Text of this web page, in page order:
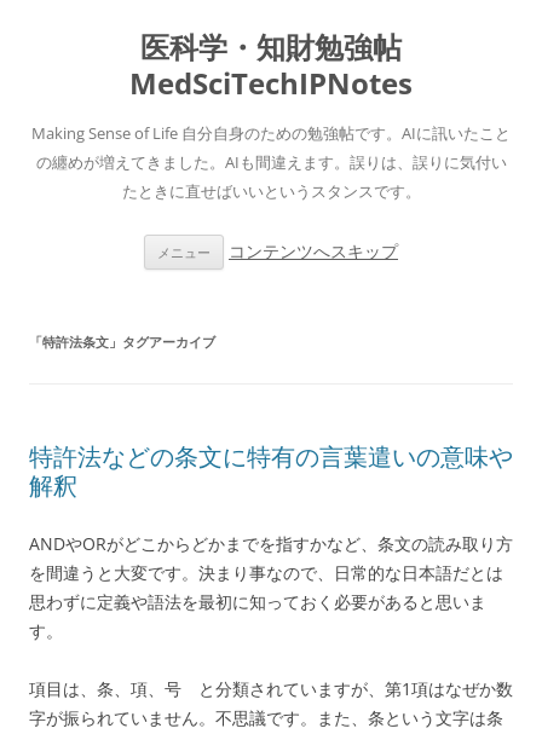
医科学・知財勉強帖
MedSciTechIPNotes
Making Sense of Life 自分自身のための勉強帖です。AIに訊いたこと
の纏めが増えてきました。AIも間違えます。誤りは、誤りに気付い
たときに直せばいいというスタンスです。
メニュー コンテンツへスキップ
「特許法条文 」タグアーカイブ
特許法などの条文に特有の言葉遣いの意味や
解釈
ANDやORがどこからどかまでを指すかなど、条文の読み取り方
を間違うと大変です。決まり事なので、日常的な日本語だとは
思わずに定義や語法を最初に知っておく必要があると思いま
す。
項目は、条、項、号 と分類されていますが、第1項はなぜか数
字が振られていません。不思議です。また、条という文字は条